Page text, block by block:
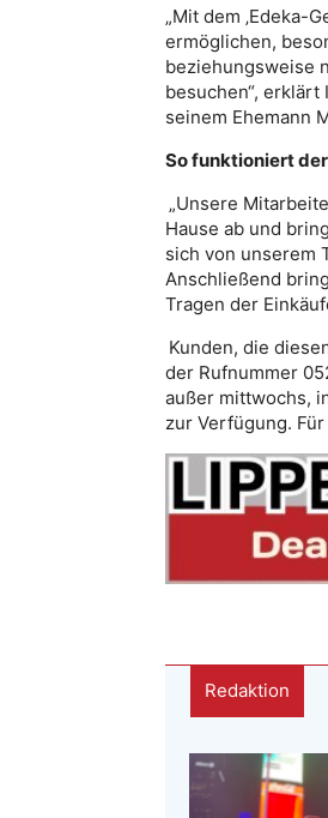
„Mit dem ‚Edeka-
ermöglichen,
beziehungsweise
besuchen“,
seinem Ehemann
So funktioniert
„Unsere
Hause ab und
sich von unserem
Anschließend
Tragen der
Kunden, die
der Rufnummer
außer mittwochs,
zur Verfügung.
Redaktion